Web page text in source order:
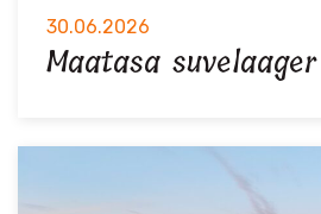
30.06.2026
Maatasa